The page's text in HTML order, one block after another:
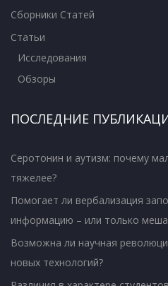
Сборники Статей
Статьи
Исследования
Обзоры
ПОСЛЕДНИЕ
Серотонин и аутизм: почему
тяжелее?
Помогает ли вербализация
информацию – или только
Возможна ли научная
новых технологий?